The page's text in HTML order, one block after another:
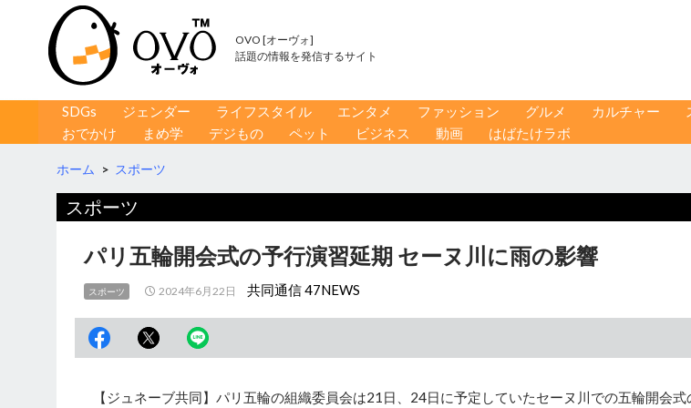
OVO [オーヴォ]
話題の情報を発信するサイト
コンテンツへ移動
SDGs ジェンダー ライフスタイル エンタメ ファッション グルメ カルチャー
おでかけ
まめ学 デジもの ペット ビジネス 動画 はばたけラボ
ホーム > スポーツ
スポーツ
パリ五輪開会式の予行演習延期 セーヌ川に雨の影響
スポーツ 2024年6月22日 共同通信 47NEWS
【ジュネーブ共同】パリ五輪の組織委員会は21日、24日に予定していたセーヌ川での五輪開会